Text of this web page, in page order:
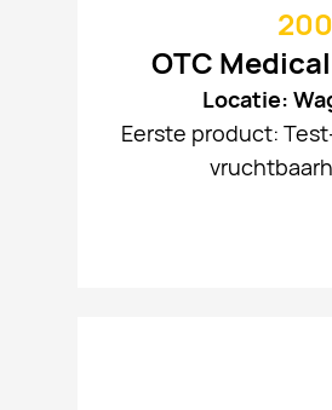
OTC
Locatie:
Eerste product: